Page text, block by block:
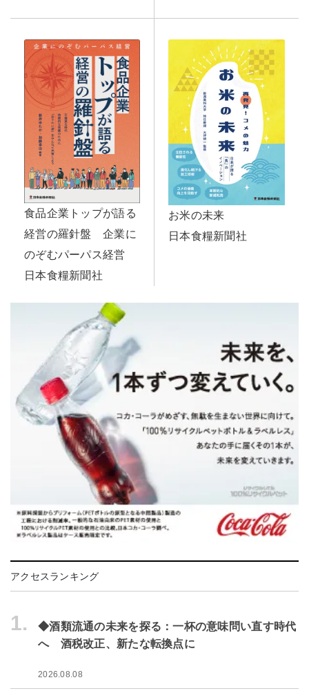
食品企業トップが語る
経営の羅針盤 企業に
のぞむパーパス経営
日本食糧新聞社
お米の未来
日本食糧新聞社
アクセスランキング
1.
◆酒類流通の未来を探る：一杯の意味問い直す時代
へ 酒税改正、新たな転換点に
2026.08.08